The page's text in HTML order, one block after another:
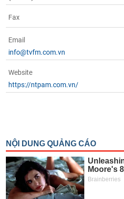
Fax
Email
info@tvfm.com.vn
Website
https://ntpam.com.vn/